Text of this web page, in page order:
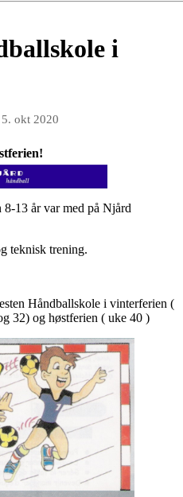
i
5. okt 2020
13 år var med på Njård
teknisk trening.
Håndballskole i vinterferien (
32) og høstferien ( uke 40 )